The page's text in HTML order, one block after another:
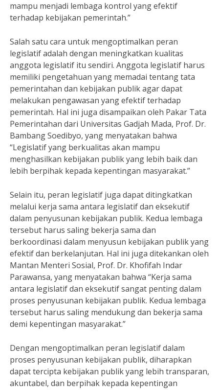
mampu menjadi lembaga kontrol yang efektif
terhadap kebijakan pemerintah.”
Salah satu cara untuk mengoptimalkan peran
legislatif adalah dengan meningkatkan kualitas
anggota legislatif itu sendiri. Anggota legislatif harus
memiliki pengetahuan yang memadai tentang tata
pemerintahan dan kebijakan publik agar dapat
melakukan pengawasan yang efektif terhadap
pemerintah. Hal ini juga disampaikan oleh Pakar Tata
Pemerintahan dari Universitas Gadjah Mada, Prof. Dr.
Bambang Soedibyo, yang menyatakan bahwa
“Legislatif yang berkualitas akan mampu
menghasilkan kebijakan publik yang lebih baik dan
lebih berpihak kepada kepentingan masyarakat.”
Selain itu, peran legislatif juga dapat ditingkatkan
melalui kerja sama antara legislatif dan eksekutif
dalam penyusunan kebijakan publik. Kedua lembaga
tersebut harus saling bekerja sama dan
berkoordinasi dalam menyusun kebijakan publik yang
efektif dan berkelanjutan. Hal ini juga ditekankan oleh
Mantan Menteri Sosial, Prof. Dr. Khofifah Indar
Parawansa, yang menyatakan bahwa “Kerja sama
antara legislatif dan eksekutif sangat penting dalam
proses penyusunan kebijakan publik. Kedua lembaga
tersebut harus saling mendukung dan bekerja sama
demi kepentingan masyarakat.”
Dengan mengoptimalkan peran legislatif dalam
proses penyusunan kebijakan publik, diharapkan
dapat tercipta kebijakan publik yang lebih transparan,
akuntabel, dan berpihak kepada kepentingan